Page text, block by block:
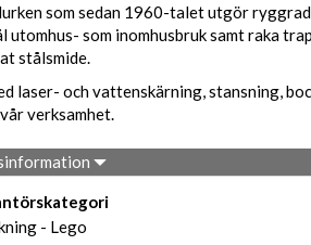
som sedan 1960-talet utgör
som inomhusbruk samt raka
stålsmide.
laser- och vattenskärning, stansning,
verksamhet.
- Lego